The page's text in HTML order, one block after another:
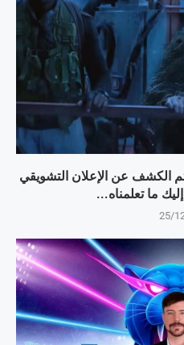
الكشف عن الإعلان التشويقي
ما تعلمناه...
25/